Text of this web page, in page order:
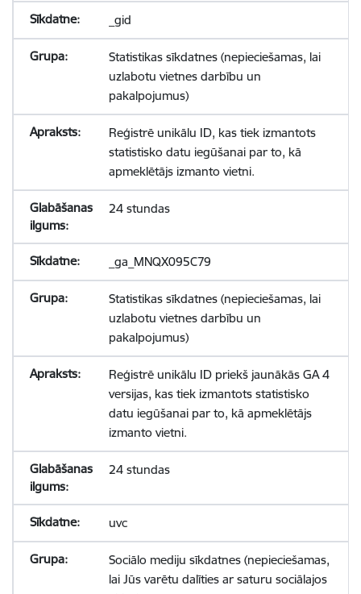
_gid
Statistikas sīkdatnes (nepieciešamas, lai
uzlabotu vietnes darbību un
pakalpojumus)
Reģistrē unikālu ID, kas tiek izmantots
statistisko datu iegūšanai par to, kā
apmeklētājs izmanto vietni.
24 stundas
_ga_MNQX095C79
Statistikas sīkdatnes (nepieciešamas, lai
uzlabotu vietnes darbību un
pakalpojumus)
Reģistrē unikālu ID priekš jaunākās GA 4
versijas, kas tiek izmantots statistisko
datu iegūšanai par to, kā apmeklētājs
izmanto vietni.
24 stundas
uvc
Sociālo mediju sīkdatnes (nepieciešamas,
lai Jūs varētu dalīties ar saturu sociālajos